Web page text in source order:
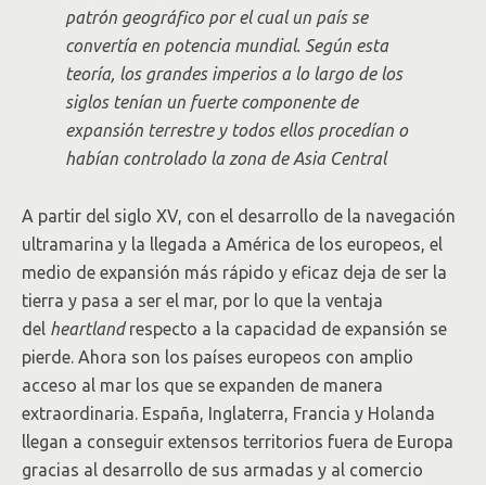
patrón geográfico por el cual un país se
convertía en potencia mundial. Según esta
teoría, los grandes imperios a lo largo de los
siglos tenían un fuerte componente de
expansión terrestre y todos ellos procedían o
habían controlado la zona de Asia Central
A partir del siglo XV, con el desarrollo de la navegación
ultramarina y la llegada a América de los europeos, el
medio de expansión más rápido y eficaz deja de ser la
tierra y pasa a ser el mar, por lo que la ventaja
del heartlandrespecto a la capacidad de expansión se
pierde. Ahora son los países europeos con amplio
acceso al mar los que se expanden de manera
extraordinaria. España, Inglaterra, Francia y Holanda
llegan a conseguir extensos territorios fuera de Europa
gracias al desarrollo de sus armadas y al comercio